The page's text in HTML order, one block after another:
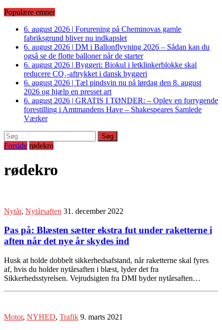
Populære emner
6. august 2026 | Forurening på Cheminovas gamle
fabriksgrund bliver nu indkapslet
6. august 2026 | DM i Ballonflyvning 2026 – Sådan kan du
også se de flotte balloner når de starter
6. august 2026 | Byggeri: Biokul i letklinkerblokke skal
reducere CO₂-aftrykket i dansk byggeri
6. august 2026 | Tæl pindsvin nu på lørdag den 8. august
2026 og hjælp en presset art
6. august 2026 | GRATIS I TØNDER: – Oplev en forrygende
forestilling i Amtmandens Have – Shakespeares Samlede
Værker
Søg
efter:
Forside rødekro
rødekro
Nytår, Nytårsaften 31. december 2022
Pas på: Blæsten sætter ekstra fut under raketterne i
aften når det nye år skydes ind
Husk at holde dobbelt sikkerhedsafstand, når raketterne skal fyres
af, hvis du holder nytårsaften i blæst, lyder det fra
Sikkerhedsstyrelsen. Vejrudsigten fra DMI byder nytårsaften…
Motor, NYHED, Trafik 9. marts 2021